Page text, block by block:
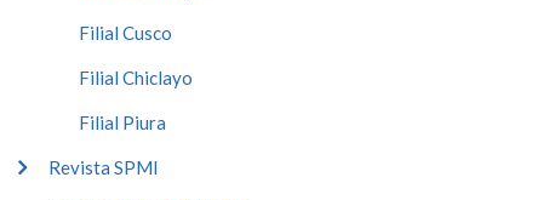
Filial Cusco
Filial Chiclayo
Filial Piura
Revista SPMI